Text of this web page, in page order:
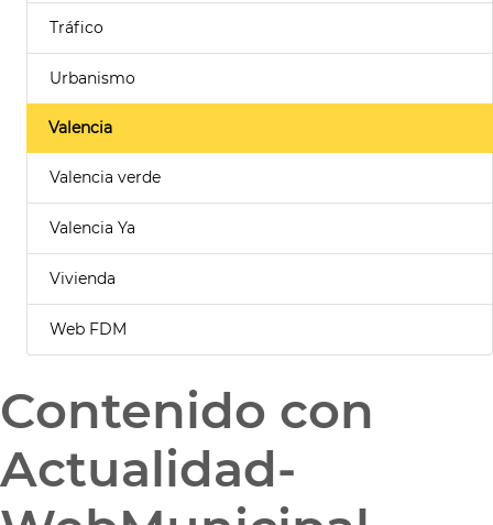
Tráfico
Urbanismo
Valencia
Valencia verde
Valencia Ya
Vivienda
Web FDM
Contenido con
Actualidad-